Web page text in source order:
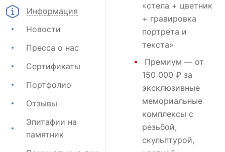
Информация
Новости
Пресса о нас
Сертификаты
Портфолио
Отзывы
Эпитафии на
памятник
«стела + цветник
+ гравировка
портрета и
текста»
Премиум — от
150 000 ₽ за
эксклюзивные
мемориальные
комплексы с
резьбой,
скульптурой,